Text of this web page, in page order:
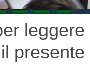
leggere
il presente